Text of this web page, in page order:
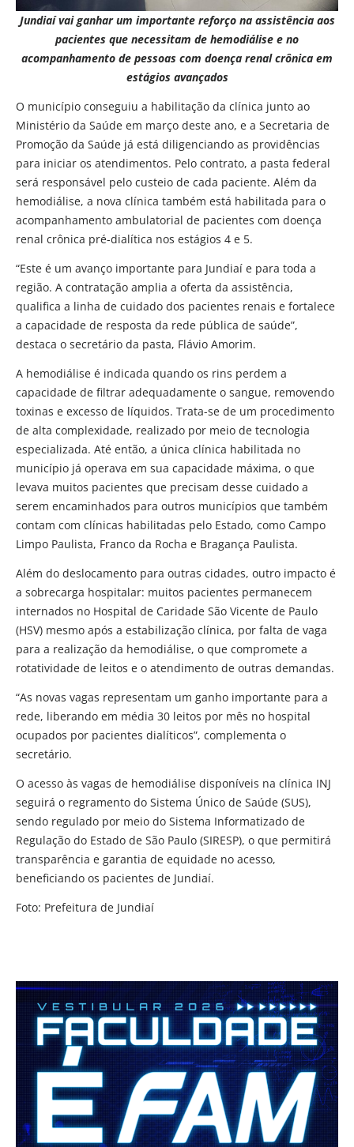
Jundiaí vai ganhar um importante reforço na assistência aos
pacientes que necessitam de hemodiálise e no
acompanhamento de pessoas com doença renal crônica em
estágios avançados
O município conseguiu a habilitação da clínica junto ao
Ministério da Saúde em março deste ano, e a Secretaria de
Promoção da Saúde já está diligenciando as providências
para iniciar os atendimentos. Pelo contrato, a pasta federal
será responsável pelo custeio de cada paciente. Além da
hemodiálise, a nova clínica também está habilitada para o
acompanhamento ambulatorial de pacientes com doença
renal crônica pré-dialítica nos estágios 4 e 5.
“Este é um avanço importante para Jundiaí e para toda a
região. A contratação amplia a oferta da assistência,
qualifica a linha de cuidado dos pacientes renais e fortalece
a capacidade de resposta da rede pública de saúde”,
destaca o secretário da pasta, Flávio Amorim.
A hemodiálise é indicada quando os rins perdem a
capacidade de filtrar adequadamente o sangue, removendo
toxinas e excesso de líquidos. Trata-se de um procedimento
de alta complexidade, realizado por meio de tecnologia
especializada. Até então, a única clínica habilitada no
município já operava em sua capacidade máxima, o que
levava muitos pacientes que precisam desse cuidado a
serem encaminhados para outros municípios que também
contam com clínicas habilitadas pelo Estado, como Campo
Limpo Paulista, Franco da Rocha e Bragança Paulista.
Além do deslocamento para outras cidades, outro impacto é
a sobrecarga hospitalar: muitos pacientes permanecem
internados no Hospital de Caridade São Vicente de Paulo
(HSV) mesmo após a estabilização clínica, por falta de vaga
para a realização da hemodiálise, o que compromete a
rotatividade de leitos e o atendimento de outras demandas.
“As novas vagas representam um ganho importante para a
rede, liberando em média 30 leitos por mês no hospital
ocupados por pacientes dialíticos”, complementa o
secretário.
O acesso às vagas de hemodiálise disponíveis na clínica INJ
seguirá o regramento do Sistema Único de Saúde (SUS),
sendo regulado por meio do Sistema Informatizado de
Regulação do Estado de São Paulo (SIRESP), o que permitirá
transparência e garantia de equidade no acesso,
beneficiando os pacientes de Jundiaí.
Foto: Prefeitura de Jundiaí